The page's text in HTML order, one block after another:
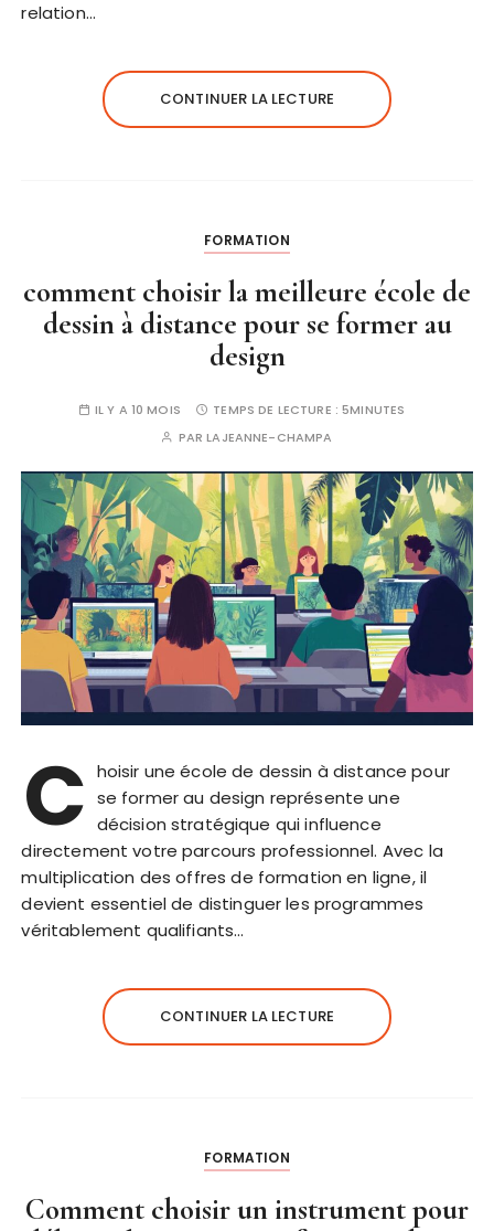
relation…
CONTINUER LA LECTURE
FORMATION
comment choisir la meilleure école de
dessin à distance pour se former au
design
IL Y A 10 MOIS TEMPS DE LECTURE :5MINUTES
PARLAJEANNE-CHAMPA
C hoisir une école de dessin à distance pour
se former au design représente une
décision stratégique qui influence
directement votre parcours professionnel. Avec la
multiplication des offres de formation en ligne, il
devient essentiel de distinguer les programmes
véritablement qualifiants…
CONTINUER LA LECTURE
FORMATION
Comment choisir un instrument pour